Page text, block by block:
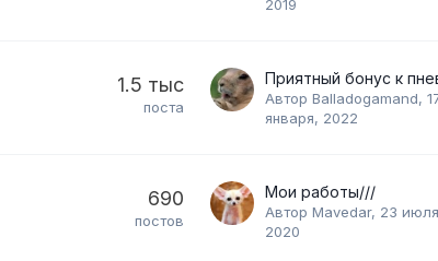
2019
1.5 тыс
поста Автор Balladogamand,
января, 2022
690
постов
Мои работы///
Автор Mavedar, 23
2020